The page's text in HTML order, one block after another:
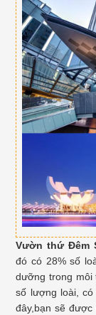
Vườn thứ Đêm
đó có 28% số
dưỡng trong môi
số lượng loài,
đây,bạn sẽ